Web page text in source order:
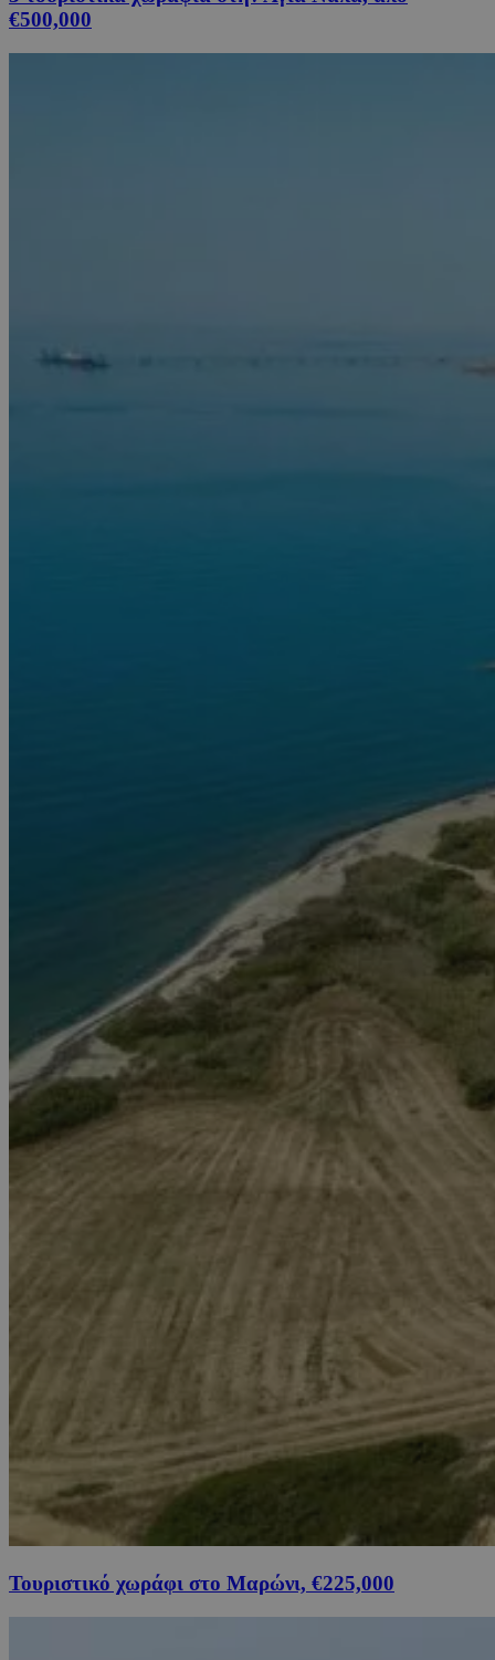
€500,000
Τουριστικό χωράφι στο Μαρώνι, €225,000